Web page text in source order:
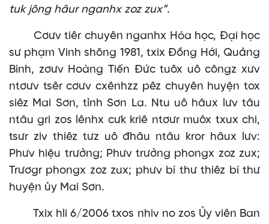
tuk jông hâur nganhx zoz zux”.
Cơưv tiêr chuyên nganhx Hóa học, Đại học
sư phạm Vinh shông 1981, txix Đồng Hới, Quảng
Bình, zơưv Hoàng Tiến Đức tuôx uô côngz xưv
ntơưv tsêr cơưv cxênhzz pêz chuyên huyện tox
siêz Mai Sơn, tỉnh Sơn La. Ntu uô hâux lưv tâu
ntâu gri zos lênhx cưk kriê ntơưr muôx txux chi,
tsưr ziv thiêz tưz uô đhâu ntâu kror hâux lưv:
Phưv hiệu trưởng; Phưv trưởng phongx zoz zux;
Trươgr phongx zoz zux; phưv bí thư thiêz bí thư
huyện ủy Mai Sơn.
Txix hli 6/2006 txos nhiv no zos Ủy viên Ban